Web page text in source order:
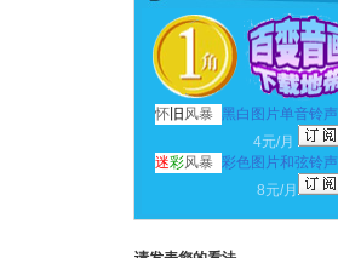
怀 旧 风暴
黑白图片单音铃声
4元/月
迷彩风暴 彩色图片和弦铃声
8元/月